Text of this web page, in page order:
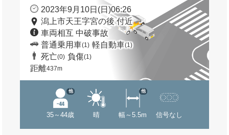
2023年9月10日(日)06:26
潟上市天王字宮の後 付近
車両相互 中破事故
普通乗用車(1) 軽自動車(1)
死亡(0) 負傷(1)
距離437m
35～44歳
他
晴 幅～5.5m
他
信号なし